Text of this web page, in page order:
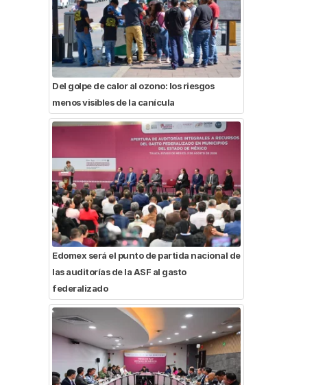
Del golpe de calor al ozono: los riesgos
menos visibles de la canícula
Edomex será el punto de partida nacional de
las auditorías de la ASF al gasto
federalizado